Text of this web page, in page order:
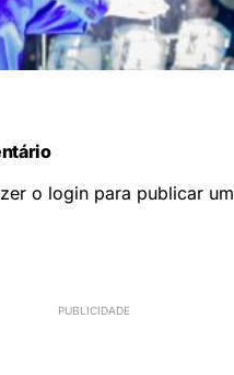
o login para publicar um